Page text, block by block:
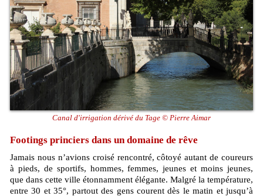
Canal d'irrigation dérivé du Tage © Pierre Aimar
Footings princiers dans un domaine de rêve
Jamais nous n’avions croisé rencontré, côtoyé autant de coureurs
à pieds, de sportifs, hommes, femmes, jeunes et moins jeunes,
que dans cette ville étonnamment élégante. Malgré la température,
entre 30 et 35°, partout des gens courent dès le matin et jusqu’à